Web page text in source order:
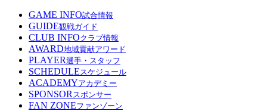
GAME INFO試合情報
GUIDE観戦ガイド
CLUB INFOクラブ情報
AWARD地域貢献アワード
PLAYER選手・スタッフ
SCHEDULEスケジュール
ACADEMYアカデミー
SPONSOR スポンサー
FAN ZONEファンゾーン